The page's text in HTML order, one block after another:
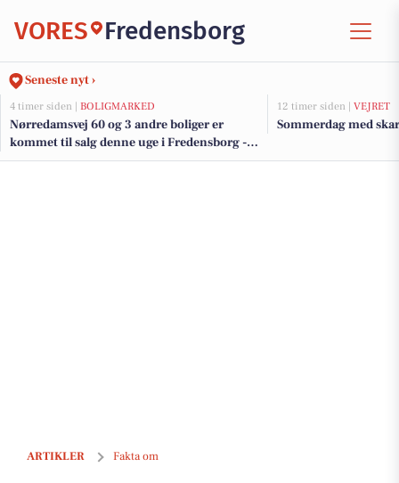
VORES Fredensborg
Seneste nyt ›
4 timer siden | BOLIGMARKED
Nørredamsvej 60 og 3 andre boliger er
kommet til salg denne uge i Fredensborg -
se boligerne her.
12 timer siden | VEJRET
Sommerdag med
ARTIKLER Fakta om
Huspriserne går op i Fredensborg Kommune